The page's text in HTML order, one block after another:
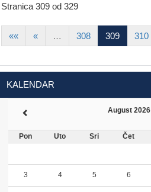
Stranica 309 od 329
«« « … 308 309 310
KALENDAR
August 2026
Pon Uto Sri Čet
3 4 5 6